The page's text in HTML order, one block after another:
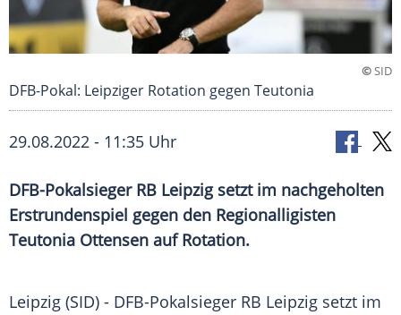
©SID
DFB-Pokal: Leipziger Rotation gegen Teutonia
29.08.2022 - 11:35 Uhr
DFB-Pokalsieger RB Leipzig setzt im nachgeholten
Erstrundenspiel gegen den Regionalligisten
Teutonia Ottensen auf Rotation.
Leipzig (SID) - DFB-Pokalsieger RB Leipzig setzt im